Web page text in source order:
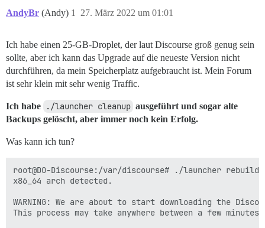
AndyBr (Andy) 27. März 2022 um 01:01
1
Ich habe einen 25-GB-Droplet, der laut Discourse groß genug sein
sollte, aber ich kann das Upgrade auf die neueste Version nicht
durchführen, da mein Speicherplatz aufgebraucht ist. Mein Forum
ist sehr klein mit sehr wenig Traffic.
Ich habe ./launcher cleanup ausgeführt und sogar alte
Backups gelöscht, aber immer noch kein Erfolg.
Was kann ich tun?
root@DO-Discourse:/var/discourse# ./launcher rebuild
x86_64 arch detected.
WARNING: We are about to start downloading the
This process may take anywhere between a few